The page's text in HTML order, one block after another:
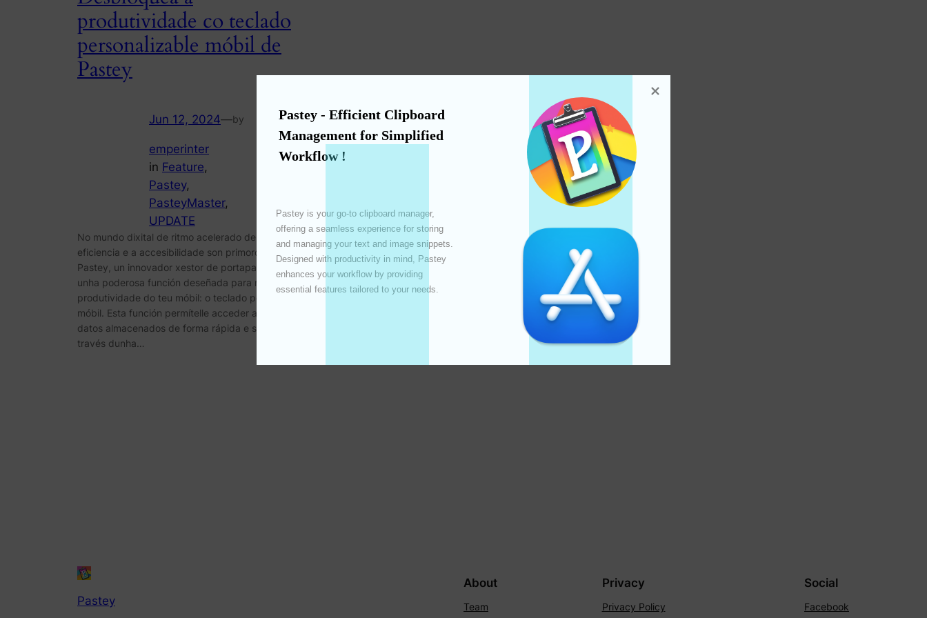
produtividade co teclado
personalizable móbil de
Pastey
Jun 12, 2024—by
emperinter
in Feature
Pastey
PasteyMaster
UPDATE
No mundo dixital de ritmo acelerado de hoxe, a
eficiencia e a accesibilidade son primordiales.
Pastey, un innovador xestor de portapapeis, ofrece
unha poderosa función deseñada para mellorar a
produtividade do teu móbil: o teclado personalizable
móbil. Esta función permítelle acceder a todos os
datos almacenados de forma rápida e sen esforzo a
través dunha…
Pastey
About
Team
Privacy
Privacy Policy
Social
Facebook
Pastey - Efficient Clipboard
Management for Simplified
Workflow !
Pastey is your go-to clipboard manager,
offering a seamless experience for storing
and managing your text and image snippets.
Designed with productivity in mind, Pastey
enhances your workflow by providing
essential features tailored to your needs.